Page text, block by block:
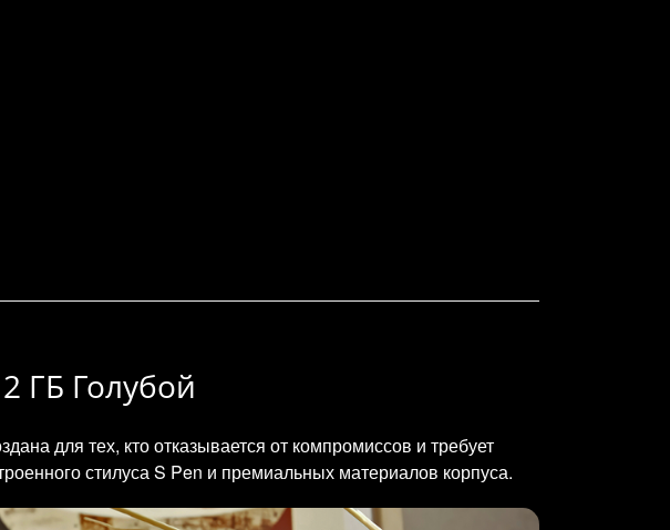
ГБ Голубой
для тех, кто отказывается от компромиссов и требует
стилуса S Pen и премиальных материалов корпуса.